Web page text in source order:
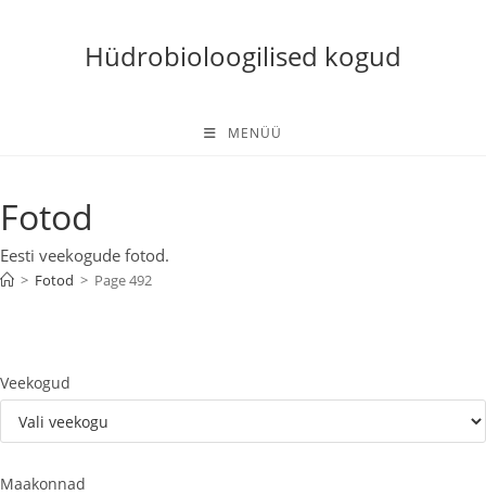
Hüdrobioloogilised kogud
MENÜÜ
Fotod
Eesti veekogude fotod.
> Fotod > Page 492
Veekogud
Maakonnad